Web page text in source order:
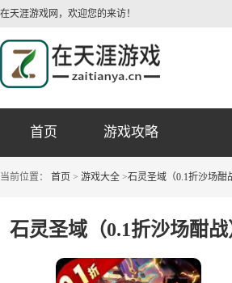
在天涯游戏网，欢迎您的来访！
首页 游戏攻略
当前位置： 首页 > 游戏大全 >石灵圣域（0.1折沙场酣
石灵圣域（0.1折沙场酣战